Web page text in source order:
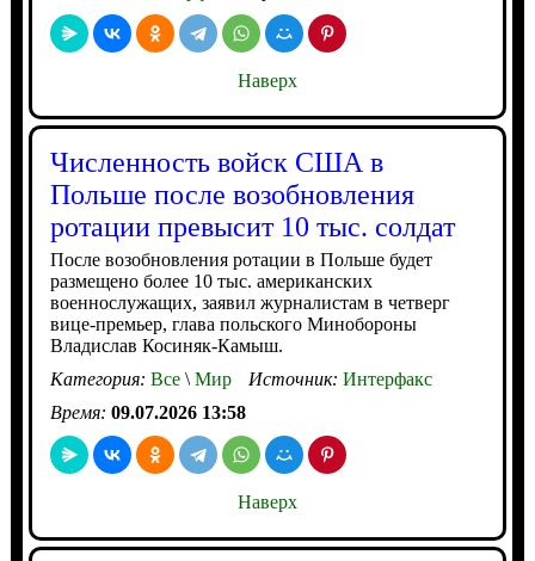
Наверх
Численность войск США в
Польше после возобновления
ротации превысит 10 тыс. солдат
После возобновления ротации в Польше будет
размещено более 10 тыс. американских
военнослужащих, заявил журналистам в четверг
вице-премьер, глава польского Минобороны
Владислав Косиняк-Камыш.
Категория: Все\Мир Источник: Интерфакс
Время: 09.07.2026 13:58
Наверх